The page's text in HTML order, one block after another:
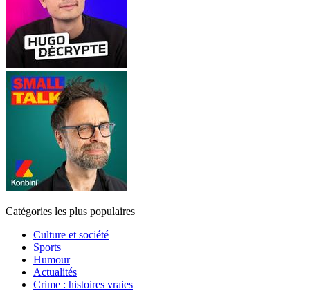
Catégories les plus populaires
Culture et société
Sports
Humour
Actualités
Crime : histoires vraies